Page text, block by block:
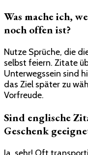
Was mache ich,
noch offen ist?
Nutze Sprüche, die
selbst feiern. Zitate
Unterwegssein sind
das Ziel später zu
Vorfreude.
Sind englische
Geschenk